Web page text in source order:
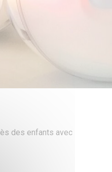
des enfants avec